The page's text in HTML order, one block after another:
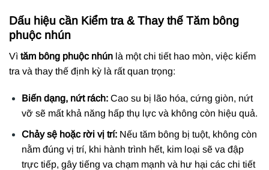
Dấu hiệu cần Kiểm tra & Thay thế Tăm bông
phuộc nhún
Vì tăm bông phuộc nhún là một chi tiết hao mòn, việc kiểm
tra và thay thế định kỳ là rất quan trọng:
Biến dạng, nứt rách:Cao su bị lão hóa, cứng giòn, nứt
vỡ sẽ mất khả năng hấp thụ lực và không còn hiệu quả.
Chảy sệ hoặc rời vị trí:Nếu tăm bông bị tuột, không còn
nằm đúng vị trí, khi hành trình hết, kim loại sẽ va đập
trực tiếp, gây tiếng va chạm mạnh và hư hại các chi tiết